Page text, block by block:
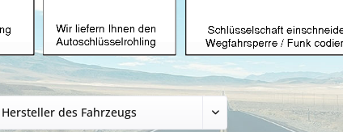
(Aftermarket Produkt)
8,99 € *
inkl. MwSt.zzgl. Versandkosten
Lieferzeit ca. 1-3 Werktage